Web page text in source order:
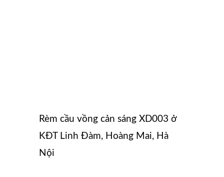
Rèm cầu vồng cản sáng XD003 ở
KĐT Linh Đàm, Hoàng Mai, Hà
Nội